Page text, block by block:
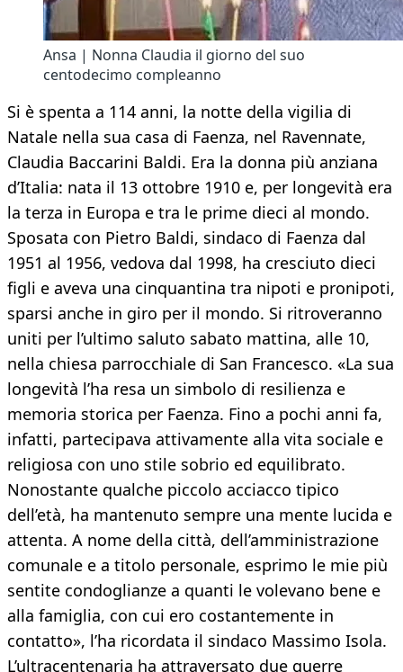
Ansa | Nonna Claudia il giorno del suo
centodecimo compleanno
Si è spenta a 114 anni, la notte della vigilia di
Natale nella sua casa di Faenza, nel Ravennate,
Claudia Baccarini Baldi. Era la donna più anziana
d’Italia: nata il 13 ottobre 1910 e, per longevità era
la terza in Europa e tra le prime dieci al mondo.
Sposata con Pietro Baldi, sindaco di Faenza dal
1951 al 1956, vedova dal 1998, ha cresciuto dieci
figli e aveva una cinquantina tra nipoti e pronipoti,
sparsi anche in giro per il mondo. Si ritroveranno
uniti per l’ultimo saluto sabato mattina, alle 10,
nella chiesa parrocchiale di San Francesco. «La sua
longevità l’ha resa un simbolo di resilienza e
memoria storica per Faenza. Fino a pochi anni fa,
infatti, partecipava attivamente alla vita sociale e
religiosa con uno stile sobrio ed equilibrato.
Nonostante qualche piccolo acciacco tipico
dell’età, ha mantenuto sempre una mente lucida e
attenta. A nome della città, dell’amministrazione
comunale e a titolo personale, esprimo le mie più
sentite condoglianze a quanti le volevano bene e
alla famiglia, con cui ero costantemente in
contatto», l’ha ricordata il sindaco Massimo Isola.
L’ultracentenaria ha attraversato due guerre